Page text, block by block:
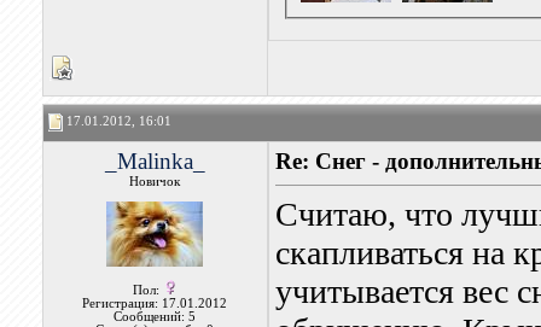
17.01.2012, 16:01
_Malinka_
Новичок
Пол:
Регистрация: 17.01.2012
Сообщений: 5
Re: Снег -
Считаю, что
скапливаться на
учитывается вес